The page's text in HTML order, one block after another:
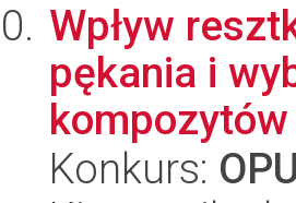
Wpływ
pękania i
Konkurs: